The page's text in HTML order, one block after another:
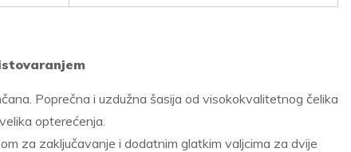
Poprečna i uzdužna šasija od visokokvalitetnog čelika
opterećenja.
za zaključavanje i dodatnim glatkim valjcima za dvije